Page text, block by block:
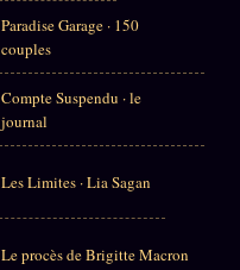
Paradise Garage · 150
couples
Compte Suspendu · le
journal
Les Limites · Lia Sagan
Le procès de Brigitte Macron